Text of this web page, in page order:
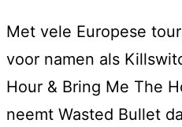
Met vele Europese
voor namen als
Hour & Bring Me The
neemt Wasted Bullet